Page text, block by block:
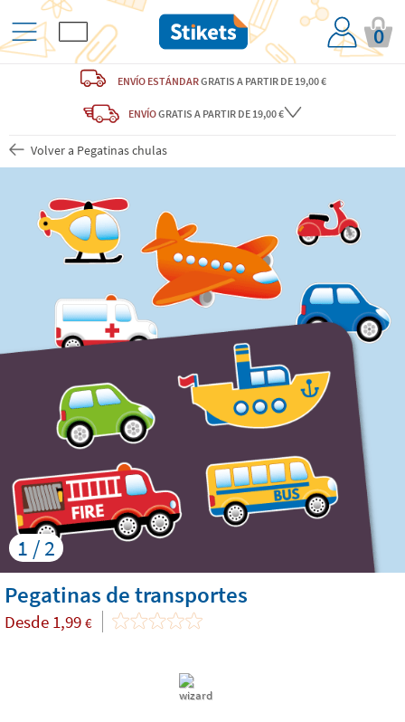
0
ENVÍO ESTÁNDARGRATIS A PARTIR DE 19,00 €
ENVÍOGRATIS A PARTIR DE 19,00 €
Volver a Pegatinas chulas
1 / 2
Pegatinas de transportes
Desde 1,99 €